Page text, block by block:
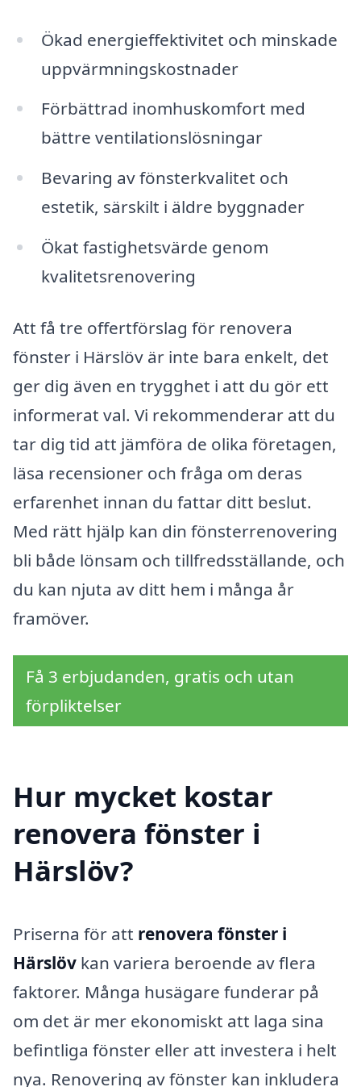
Ökad energieffektivitet och minskade
uppvärmningskostnader
Förbättrad inomhuskomfort med
bättre ventilationslösningar
Bevaring av fönsterkvalitet och
estetik, särskilt i äldre byggnader
Ökat fastighetsvärde genom
kvalitetsrenovering
Att få tre offertförslag för renovera
fönster i Härslöv är inte bara enkelt, det
ger dig även en trygghet i att du gör ett
informerat val. Vi rekommenderar att du
tar dig tid att jämföra de olika företagen,
läsa recensioner och fråga om deras
erfarenhet innan du fattar ditt beslut.
Med rätt hjälp kan din fönsterrenovering
bli både lönsam och tillfredsställande, och
du kan njuta av ditt hem i många år
framöver.
Få 3 erbjudanden, gratis och utan
förpliktelser
Hur mycket kostar
renovera fönster i
Härslöv?
Priserna för att renovera fönster i
Härslöv kan variera beroende av flera
faktorer. Många husägare funderar på
om det är mer ekonomiskt att laga sina
befintliga fönster eller att investera i helt
nya. Renovering av fönster kan inkludera